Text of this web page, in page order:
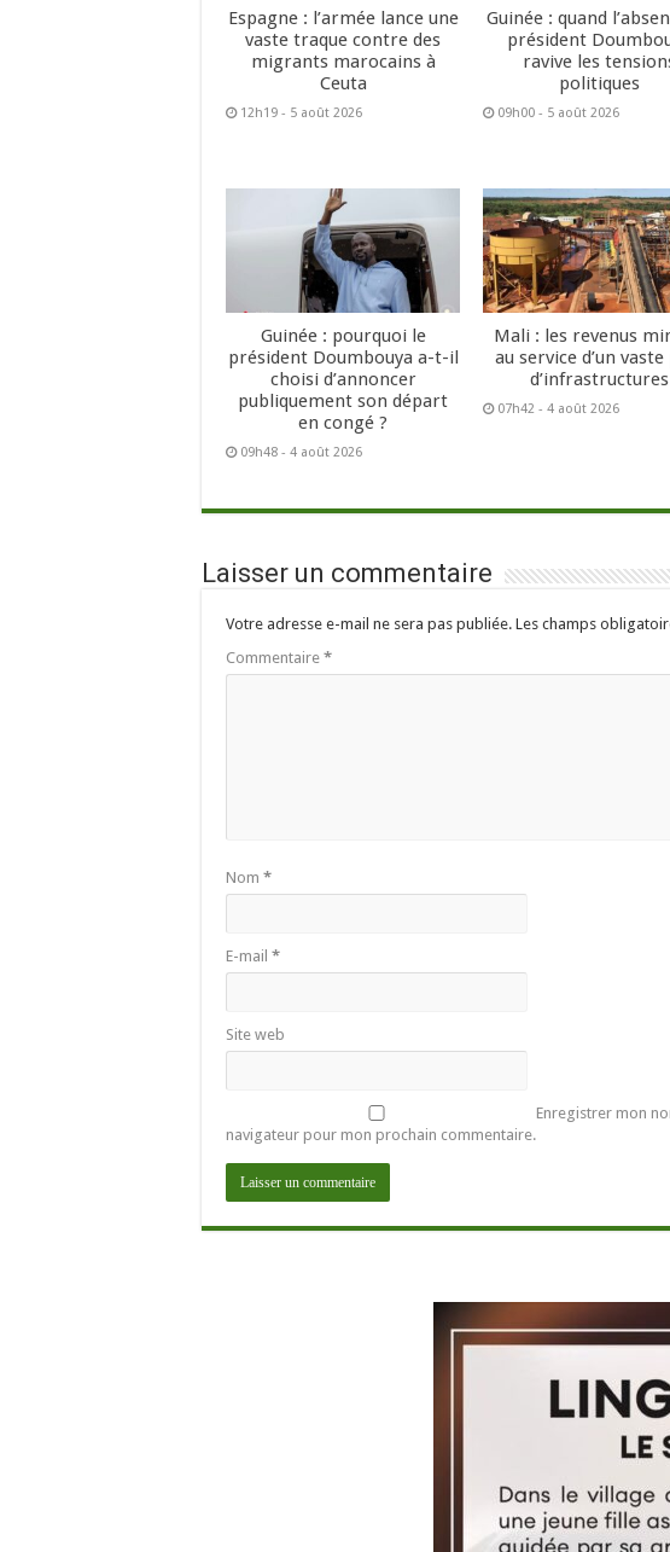
Espagne : l’armée lance une
vaste traque contre des
migrants marocains à
Ceuta
12h19 - 5 août 2026
Guinée : quand
président
ravive les
politiques
09h00 - 5 août 2026
Guinée : pourquoi le
président Doumbouya a-t-il
choisi d’annoncer
publiquement son départ
en congé ?
09h48 - 4 août 2026
Mali : les revenus
au service d’un vaste
d’infrastructures
07h42 - 4 août 2026
Laisser un commentaire
Votre adresse e-mail ne sera pas publiée. Les champs
Commentaire *
Nom *
E-mail *
Site web
Enregistrer mon
navigateur pour mon prochain commentaire.